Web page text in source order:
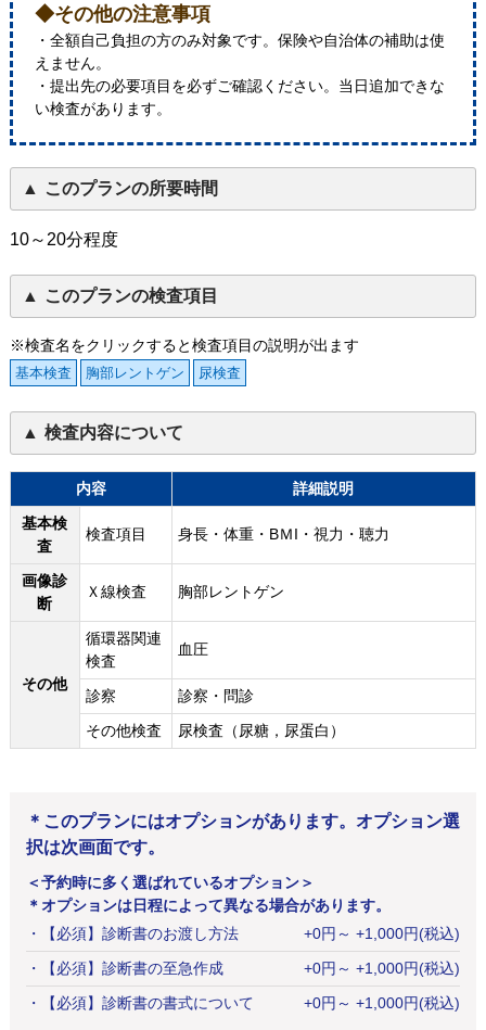
◆その他の注意事項
・全額自己負担の方のみ対象です。保険や自治体の補助は使
えません。
・提出先の必要項目を必ずご確認ください。当日追加できな
い検査があります。
このプランの所要時間
10～20分程度
このプランの検査項目
※検査名をクリックすると検査項目の説明が出ます
基本検査 胸部レントゲン 尿検査
検査内容について
内容
詳細説明
基本検
査
検査項目 身長・体重・BＭI・視力・聴力
画像診
断
Ｘ線検査 胸部レントゲン
その他
循環器関連
検査
血圧
診察
診察・問診
その他検査
尿検査（尿糖，尿蛋白）
＊このプランにはオプションがあります。オプション選
択は次画面です。
＜予約時に多く選ばれているオプション＞
＊オプションは日程によって異なる場合があります。
・
【必須】診断書のお渡し方法 +0円 ～ +1,000円(税込)
・
【必須】診断書の至急作成 +0円 ～ +1,000円(税込)
・
【必須】診断書の書式について +0円 ～ +1,000円(税込)